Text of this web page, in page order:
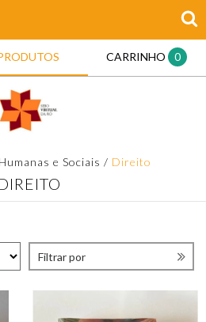
CARRINHO 0
e Sociais / Direito
Filtrar por